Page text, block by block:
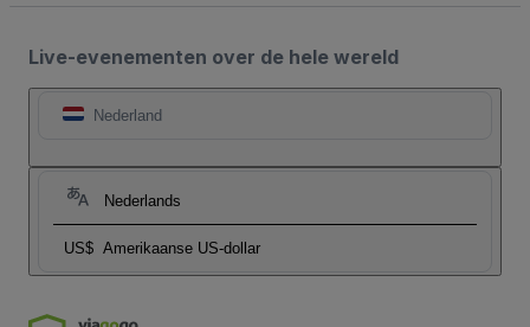
Live-evenementen over de hele wereld
Nederland
Nederlands
US$ Amerikaanse US-dollar